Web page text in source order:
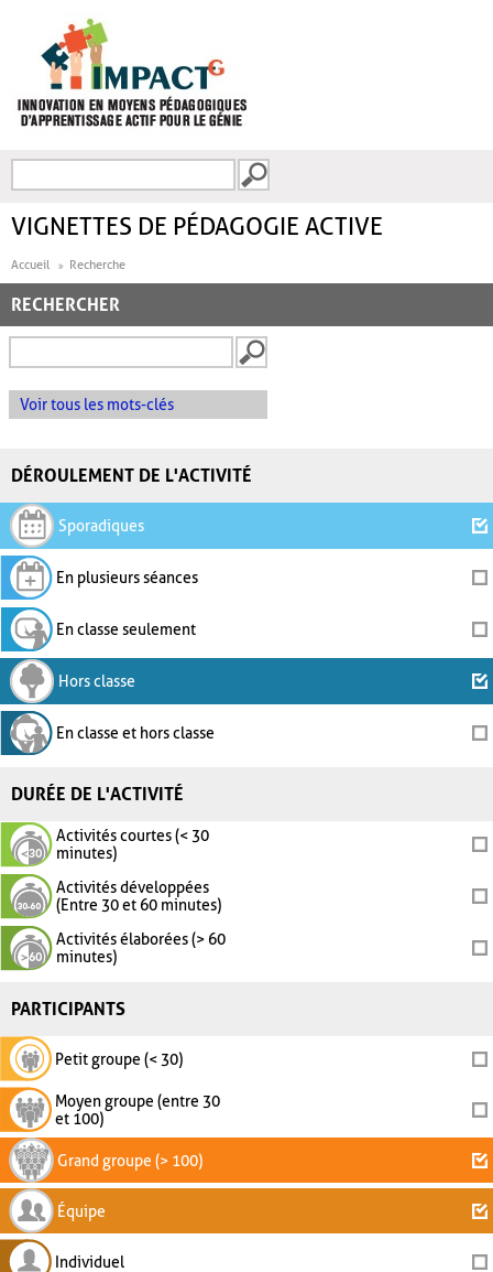
FORMULAIRE DE
VIGNETTES DE PÉDAGOGIE ACTIVE
Accueil Recherche
RECHERCHER
Voir tous les mots-clés
DÉROULEMENT DE L'ACTIVITÉ
Sporadiques
En plusieurs séances
En classe seulement
Hors classe
En classe et hors classe
DURÉE DE L'ACTIVITÉ
Activités courtes (< 30
minutes)
Activités développées
(Entre 30 et 60 minutes)
Activités élaborées (> 60
minutes)
PARTICIPANTS
Petit groupe (< 30)
Moyen groupe (entre 30
et 100)
Grand groupe (> 100)
Équipe
Individuel